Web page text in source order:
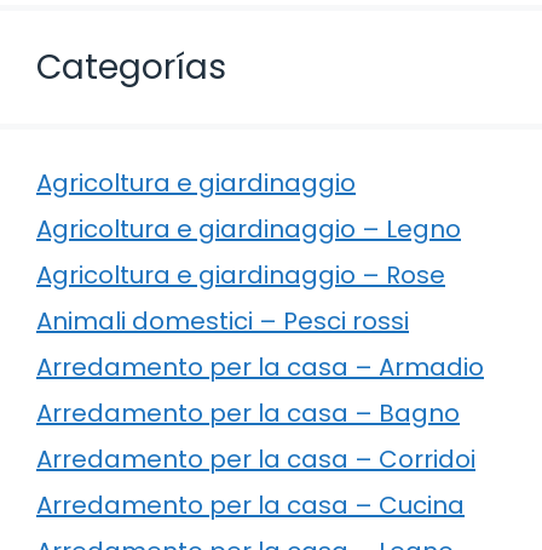
Categorías
Agricoltura e giardinaggio
Agricoltura e giardinaggio – Legno
Agricoltura e giardinaggio – Rose
Animali domestici – Pesci rossi
Arredamento per la casa – Armadio
Arredamento per la casa – Bagno
Arredamento per la casa – Corridoi
Arredamento per la casa – Cucina